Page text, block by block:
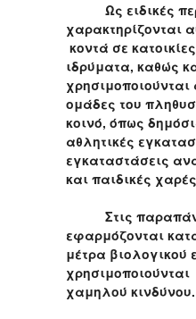
Ως ειδικές
χαρακτηρίζονται
κοντά σε
ιδρύματα, καθώς
ομάδες του
κοινό, όπως
αθλητικές
εγκαταστάσεις
και παιδικές
Στις
εφαρμόζονται
μέτρα βιολογικού
χαμηλού κινδύνου.